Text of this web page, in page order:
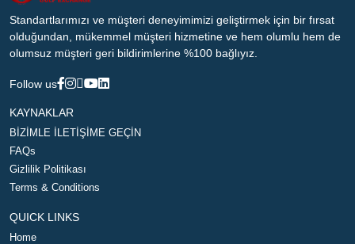
Standartlarımızı ve müşteri deneyimimizi geliştirmek için bir fırsat
olduğundan, mükemmel müşteri hizmetine ve hem olumlu hem de
olumsuz müşteri geri bildirimlerine %100 bağlıyız.
Follow us
KAYNAKLAR
BİZİMLE İLETİŞİME GEÇİN
FAQs
Gizlilik Politikası
Terms & Conditions
QUICK LINKS
Home